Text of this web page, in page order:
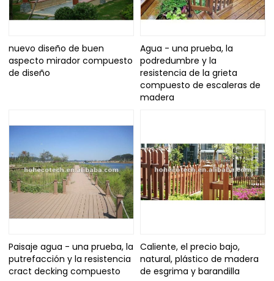
nuevo diseño de buen
aspecto mirador compuesto
de diseño
Agua - una prueba, la
podredumbre y la
resistencia de la grieta
compuesto de escaleras de
madera
Paisaje agua - una prueba, la
putrefacción y la resistencia
cract decking compuesto
Caliente, el precio bajo,
natural, plástico de madera
de esgrima y barandilla